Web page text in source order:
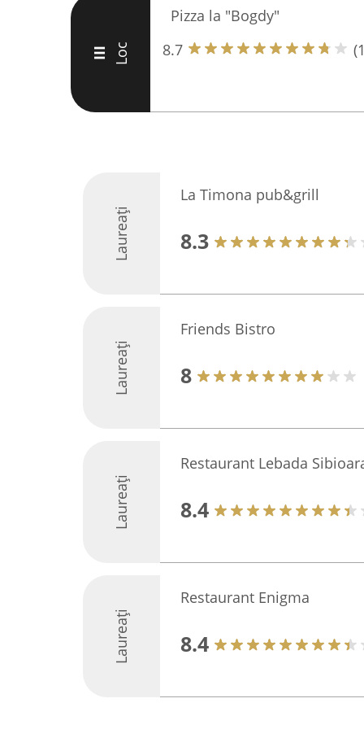
III Loc
Pizza la "Bogdy"
8.7
Laureați
La Timona pub&grill
8.3
Laureați
Friends Bistro
8
Laureați
Restaurant Lebada
8.4
Laureați
Restaurant Enigma
8.4